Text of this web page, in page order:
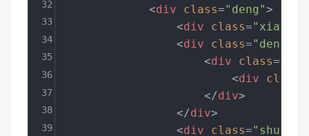
<div class="deng">
<div class="xian"
<div class="deng-a"
<div class=
<div class
</div>
</div>
<div class="shui
32
33
34
35
36
37
38
39